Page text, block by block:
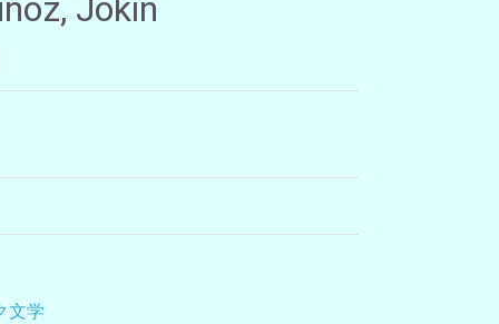
Jokin
文学